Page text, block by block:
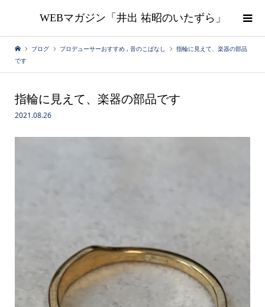
WEBマガジン「井出 祐昭のいたずら」
ブログ プロデューサーおすすめ , 音のこばなし
指輪に見えて、楽器の部品
です
指輪に見えて、楽器の部品です
2021.08.26